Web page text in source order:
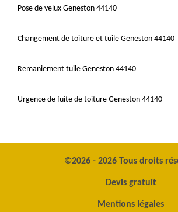
Pose de velux Geneston 44140
Changement de toiture et tuile Geneston 44140
Remaniement tuile Geneston 44140
Urgence de fuite de toiture Geneston 44140
©2026 - 2026 Tous droits
Devis gratuit
Mentions légales